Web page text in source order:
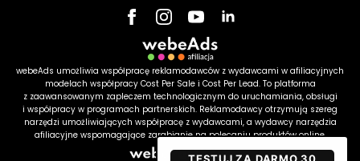
webeAds umożliwia współpracę reklamodawców z wydawcami w afiliacyjnych
modelach współpracy Cost Per Sale i Cost Per Lead. To platforma
z zaawansowanym zapleczem technologicznym do uruchamiania, obsługi
i współpracy w programach partnerskich. Reklamodawcy otrzymują szereg
narzędzi umożliwiających współpracę z wydawcami, a wydawcy narzędzia
afiliacyjne wspomagające zarabianie na polecaniu produktów online.
TESTUJ ZA DARMO 30